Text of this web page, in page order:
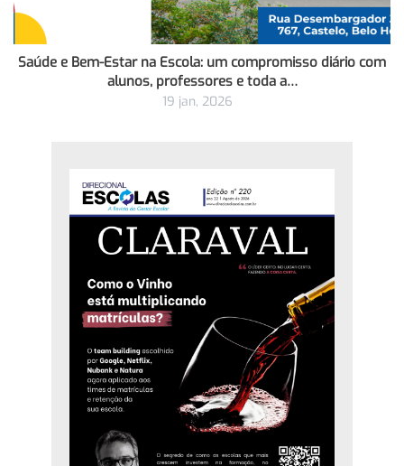
Saúde e Bem-Estar na Escola: um compromisso diário com
alunos, professores e toda a…
19 jan, 2026